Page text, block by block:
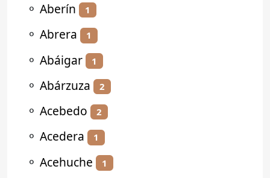
⚬ Aberín 1
⚬ Abrera 1
⚬ Abáigar 1
⚬ Abárzuza 2
⚬ Acebedo 2
⚬ Acedera 1
⚬ Acehuche 1